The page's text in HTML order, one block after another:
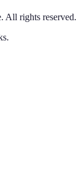
. All rights reserved.